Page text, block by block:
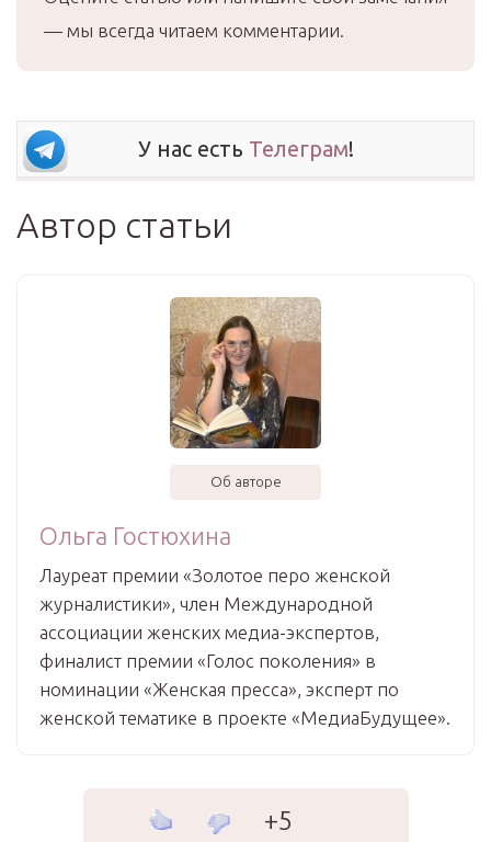
— мы всегда читаем комментарии.
У нас есть Телеграм!
Автор статьи
Об авторе
Ольга Гостюхина
Лауреат премии «Золотое перо женской
журналистики», член Международной
ассоциации женских медиа-экспертов,
финалист премии «Голос поколения» в
номинации «Женская пресса», эксперт по
женской тематике в проекте «МедиаБудущее».
+5